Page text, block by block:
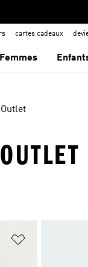
cartes cadeaux
Femmes
Outlet
Ajouter à la